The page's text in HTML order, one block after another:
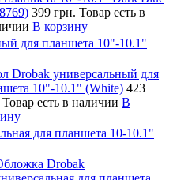
399 грн. Товар есть в
В корзину
для планшета 10"-10.1"
Drobak универсальный для
10"-10.1" (White) 423
Товар есть в наличии В
для планшета 10-10.1"
Drobak